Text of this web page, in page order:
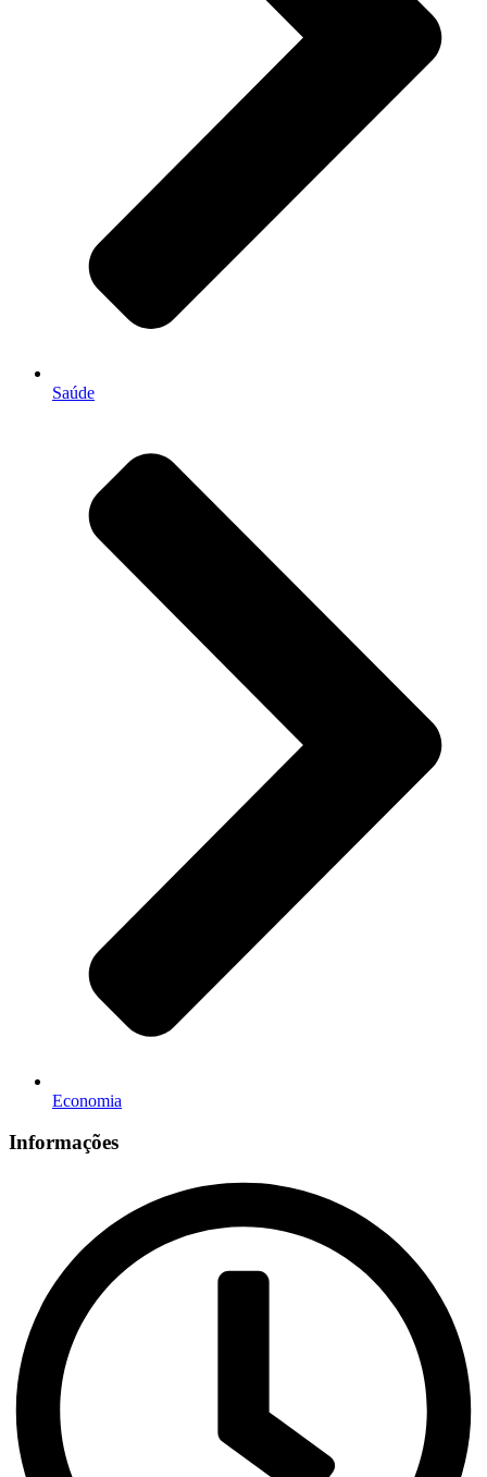
Saúde
Economia
Informações